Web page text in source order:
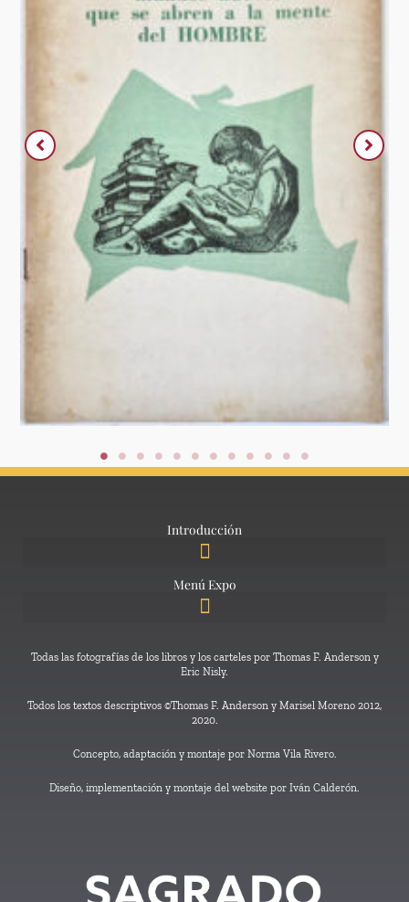
Introducción
Menú Expo
Todas las fotografías de los libros y los carteles por Thomas F. Anderson y
Eric Nisly.
Todos los textos descriptivos ©Thomas F. Anderson y Marisel Moreno 2012,
2020.
Concepto, adaptación y montaje por Norma Vila Rivero.
Diseño, implementación y montaje del website por Iván Calderón.